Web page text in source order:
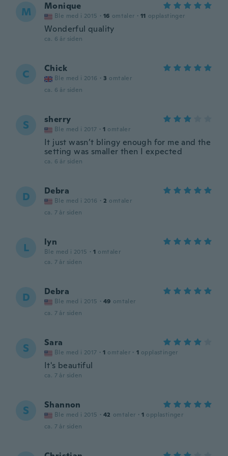
M Monique
Ble med i 2015 · 16 omtaler · 11 opplastinger
Wonderful quality
ca. 6 år siden
C Chick
Ble med i 2016 · 3 omtaler
ca. 6 år siden
S sherry
Ble med i 2017 · 1 omtaler
It just wasn’t blingy enough for me and the
setting was smaller then I expected
ca. 6 år siden
D Debra
Ble med i 2016 · 2 omtaler
ca. 7 år siden
L lyn
Ble med i 2015 · 1 omtaler
ca. 7 år siden
D Debra
Ble med i 2015 · 49 omtaler
ca. 7 år siden
S Sara
Ble med i 2017 · 1 omtaler · 1 opplastinger
It's beautiful
ca. 7 år siden
S Shannon
Ble med i 2015 · 42 omtaler · 1 opplastinger
ca. 7 år siden